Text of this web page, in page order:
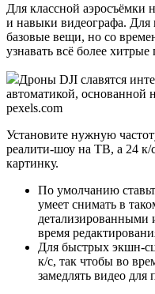
Для классной аэросъёмки
и навыки видеографа. Для
базовые вещи, но со
узнавать всё более
Дроны DJI славятся
автоматикой, основанной
pexels.com
Установите нужную
реалити-шоу на ТВ, а 24
картинку.
По умолчанию
умеет снимать в
детализированными
время
Для быстрых экшн-
к/с, так чтобы во
замедлять видео